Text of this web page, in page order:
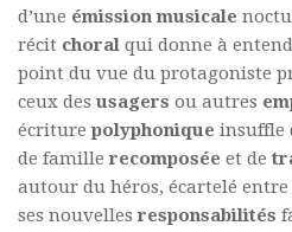
d’une émission musicale
récit choral qui donne à
point du vue du protagoniste
ceux des usagers ou autres
écriture polyphonique insuffle
de famillerecomposée et de
autour du héros, écartelé
ses nouvellesresponsabilités